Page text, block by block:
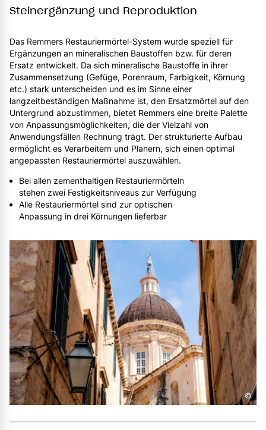
Steinergänzung und Reproduktion
Das Remmers Restauriermörtel-System wurde speziell für
Ergänzungen an mineralischen Baustoffen bzw. für deren
Ersatz entwickelt. Da sich mineralische Baustoffe in ihrer
Zusammensetzung (Gefüge, Porenraum, Farbigkeit, Körnung
etc.) stark unterscheiden und es im Sinne einer
langzeitbeständigen Maßnahme ist, den Ersatzmörtel auf den
Untergrund abzustimmen, bietet Remmers eine breite Palette
von Anpassungsmöglichkeiten, die der Vielzahl von
Anwendungsfällen Rechnung trägt. Der strukturierte Aufbau
ermöglicht es Verarbeitern und Planern, sich einen optimal
angepassten Restauriermörtel auszuwählen.
Bei allen zementhaltigen Restauriermörteln
stehen zwei Festigkeitsniveaus zur Verfügung
Alle Restauriermörtel sind zur optischen
Anpassung in drei Körnungen lieferbar
©